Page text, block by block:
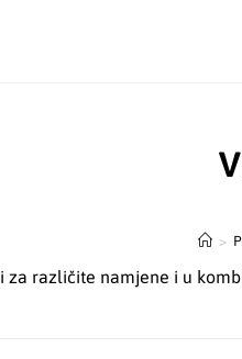
>
različite namjene i u